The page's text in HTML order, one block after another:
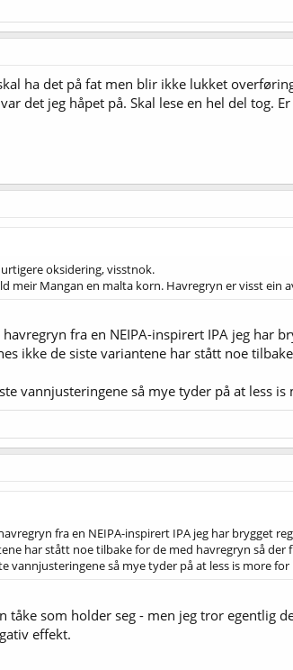
ha det på fat men blir ikke lukket
det jeg håpet på. Skal lese en hel del tog.
oksidering, visstnok.
meir Mangan en malta korn. Havregryn er visst ein
fra en NEIPA-inspirert IPA jeg har
ikke de siste variantene har stått noe
vannjusteringene så mye tyder på at less is
fra en NEIPA-inspirert IPA jeg har brygget
har stått noe tilbake for de med havregryn så
vannjusteringene så mye tyder på at less is more for
tåke som holder seg - men jeg tror egentlig
effekt.